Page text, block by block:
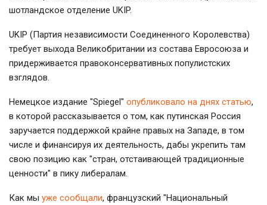
шотландское отделение UKIP.
UKIP (Партия независимости Соединенного Королевства)
требует выхода Великобритании из состава Евросоюза и
придерживается правоконсервативных популистских
взглядов.
Немецкое издание "Spiegel" опубликовало на днях статью,
в которой рассказывается о том, как путинская Россия
заручается поддержкой крайне правых на Западе, в том
числе и финансируя их деятельность, дабы укрепить там
свою позицию как "стран, отстаивающей традиционные
ценности" в пику либералам.
Как мы уже сообщали, французский "Национальный